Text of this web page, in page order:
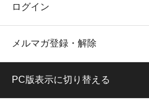
ログイン
メルマガ登録・解除
PC版表示に切り替える